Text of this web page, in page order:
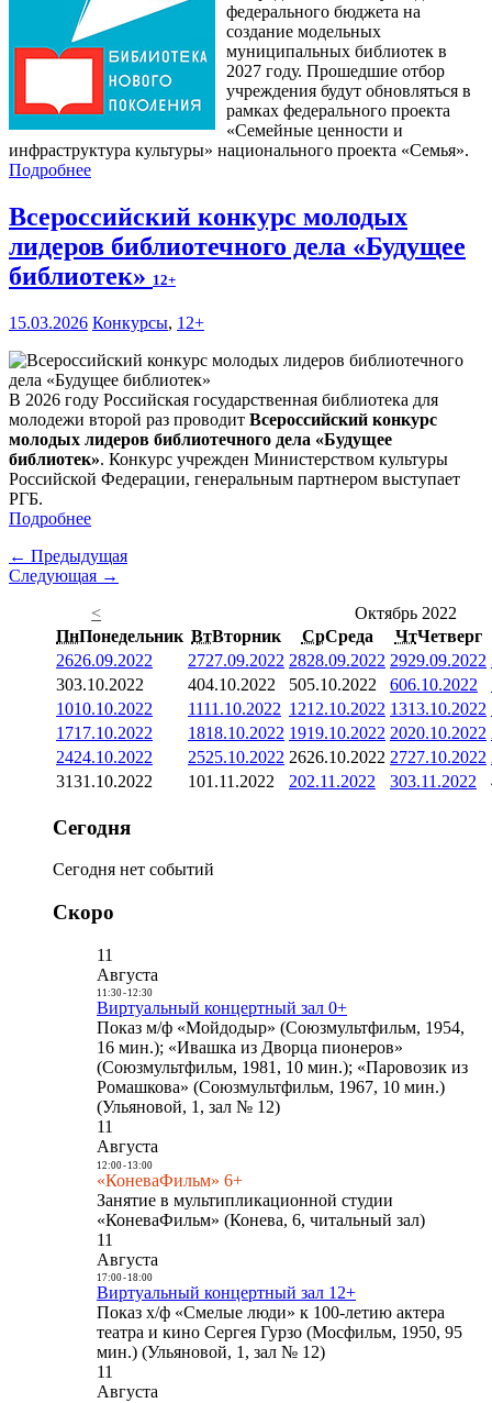
федерального бюджета на
создание модельных
муниципальных библиотек в
2027 году. Прошедшие отбор
учреждения будут обновляться в
рамках федерального проекта
«Семейные ценности и
инфраструктура культуры» национального проекта «Семья».
Подробнее
Всероссийский конкурс молодых
лидеров библиотечного дела «Будущее
библиотек» 12+
15.03.2026 Конкурсы, 12+
В 2026 году Российская государственная библиотека для
молодежи второй раз проводит Всероссийский конкурс
молодых лидеров библиотечного дела «Будущее
библиотек». Конкурс учрежден Министерством культуры
Российской Федерации, генеральным партнером выступает
РГБ.
Подробнее
← Предыдущая
Следующая →
<
Октябрь 2022
ПнПонедельник ВтВторник СрСреда ЧтЧетверг
2626.09.2022 2727.09.2022 2828.09.2022 2929.09.2022
303.10.2022 404.10.2022 505.10.2022 606.10.2022
1010.10.2022 1111.10.2022 1212.10.2022 1313.10.2022
1717.10.2022 1818.10.2022 1919.10.2022 2020.10.2022
2424.10.2022 2525.10.2022 2626.10.2022 2727.10.2022
3131.10.2022 101.11.2022 202.11.2022 303.11.2022
Сегодня
Сегодня нет событий
Скоро
11
Августа
11:30- 12:30
Виртуальный концертный зал 0+
Показ м/ф «Мойдодыр» (Союзмультфильм, 1954,
16 мин.); «Ивашка из Дворца пионеров»
(Союзмультфильм, 1981, 10 мин.); «Паровозик из
Ромашкова» (Союзмультфильм, 1967, 10 мин.)
(Ульяновой, 1, зал № 12)
11
Августа
12:00- 13:00
«КоневаФильм» 6+
Занятие в мультипликационной студии
«КоневаФильм» (Конева, 6, читальный зал)
11
Августа
17:00- 18:00
Виртуальный концертный зал 12+
Показ х/ф «Смелые люди» к 100-летию актера
театра и кино Сергея Гурзо (Мосфильм, 1950, 95
мин.) (Ульяновой, 1, зал № 12)
11
Августа